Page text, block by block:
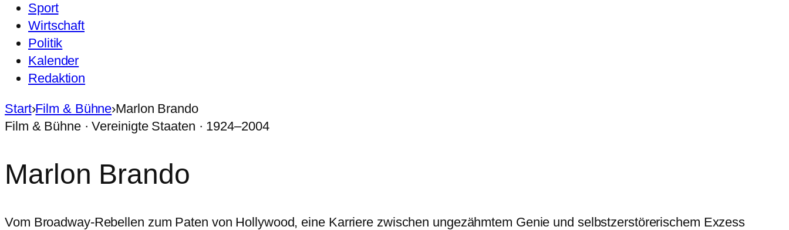
Sport
Wirtschaft
Politik
Kalender
Redaktion
Start›Film & Bühne›Marlon Brando
Film & Bühne · Vereinigte Staaten · 1924–2004
Marlon Brando
Vom Broadway-Rebellen zum Paten von Hollywood, eine Karriere zwischen ungezähmtem Genie und selbstzerstörerischem Exzess